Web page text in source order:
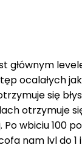
głównym
ocalałych
się
otrzymuje
Po wbiciu 100
nam lvl do 1